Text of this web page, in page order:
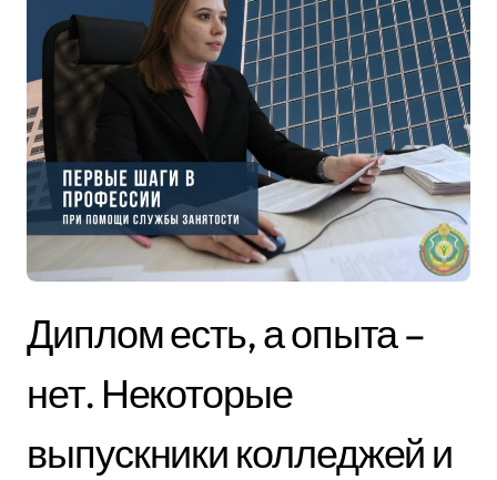
Диплом есть, а опыта –
нет. Некоторые
выпускники колледжей и